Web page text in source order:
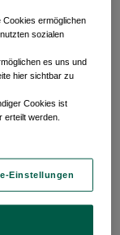
verwalteten
wir uns auf
200
ermöglichen
sozialen
es uns und
hier sichtbar zu
Cookies ist
erteilt werden.
Einstellungen